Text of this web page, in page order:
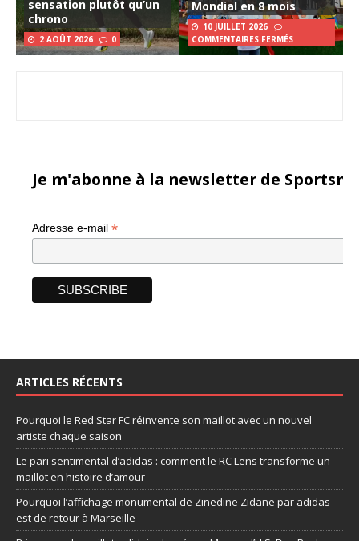
sensation plutôt qu’un
chrono
2 AOÛT 2026 0
Mondial en 8 mois
10 JUILLET 2026
COMMENTAIRES FERMÉS
Je m'abonne à la newsletter de
Adresse e-mail *
ARTICLES RÉCENTS
Pourquoi le Red Star FC réinvente son maillot avec un nouvel
artiste chaque saison
Le pari sentimental d’adidas : comment le RC Lens transforme un
maillot en histoire d’amour
Pourquoi l’affichage monumental de Zinedine Zidane par adidas
est de retour à Marseille